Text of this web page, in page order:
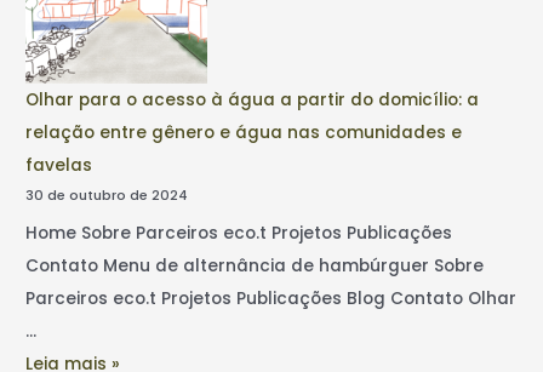
Olhar para o acesso à água a partir do domicílio: a
relação entre gênero e água nas comunidades e
favelas
30 de outubro de 2024
Home Sobre Parceiros eco.t Projetos Publicações
Contato Menu de alternância de hambúrguer Sobre
Parceiros eco.t Projetos Publicações Blog Contato Olhar
…
Leia mais »